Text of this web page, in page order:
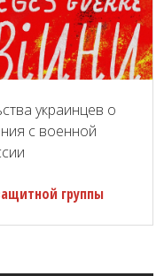
украинцев о
с военной
группы